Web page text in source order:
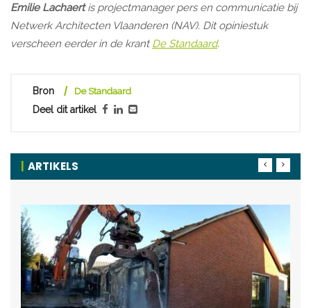
Emilie Lachaertis projectmanager pers en communicatie bij
Netwerk Architecten Vlaanderen (NAV). Dit opiniestuk
verscheen eerder in de krant De Standaard.
Bron De Standaard
Deel dit artikel
ARTIKELS